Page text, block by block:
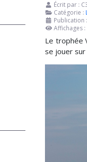
Écrit par :
Catégorie :
Publication
Affichages :
Le trophée
se jouer